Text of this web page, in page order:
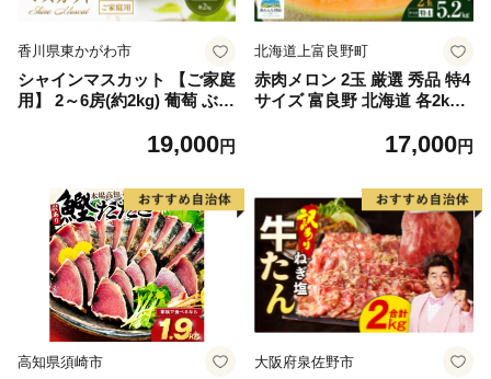
香川県東かがわ市
シャインマスカット 【ご家庭
用】 2～6房(約2kg) 葡萄 ぶど
もの 果実 旬の果物 旬のフル
19,000円
北海道上富良野町
赤肉メロン 2玉 厳選 秀品 特4
サイズ 富良野 北海道 各2kg
富良野 メロン めろん 果物 く
17,000円
高知県須崎市 大阪府泉佐野市